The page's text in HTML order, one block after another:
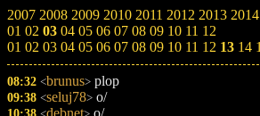
2007 2008 2009 2010 2011 2012 2013 2014
01 02 03 04 05 06 07 08 09 10 11 12
01 02 03 04 05 06 07 08 09 10 11 12 13 14
08:32 <brunus> plop
09:38 <seluj78> o/